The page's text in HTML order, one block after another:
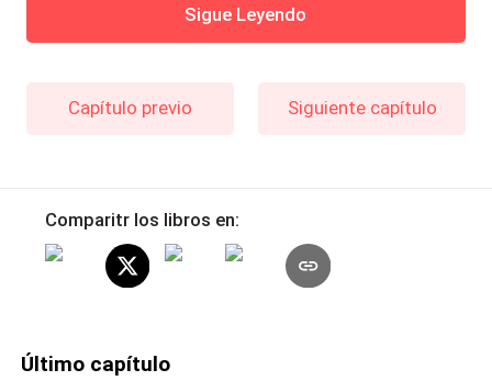
Sigue Leyendo
Capítulo previo Siguiente capítulo
Comparitr los libros en:
Último capítulo